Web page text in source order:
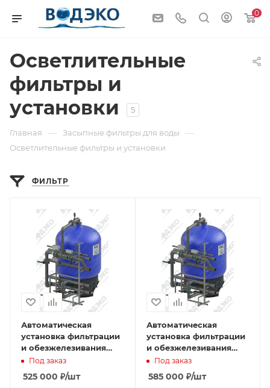
0
Осветлительные
фильтры и
установки
5
Главная — Засыпные фильтры для воды —
Осветлительные фильтры и установки
ФИЛЬТР
Автоматическая
установка фильтрации
и обезжелезивания
АКВАФЛОУ FD 1600/E-2
Под заказ
525 000 ₽/шт
Автоматическая
установка фильтрации
и обезжелезивания
АКВАФЛОУ FD 1600/E-5
Под заказ
585 000 ₽/шт